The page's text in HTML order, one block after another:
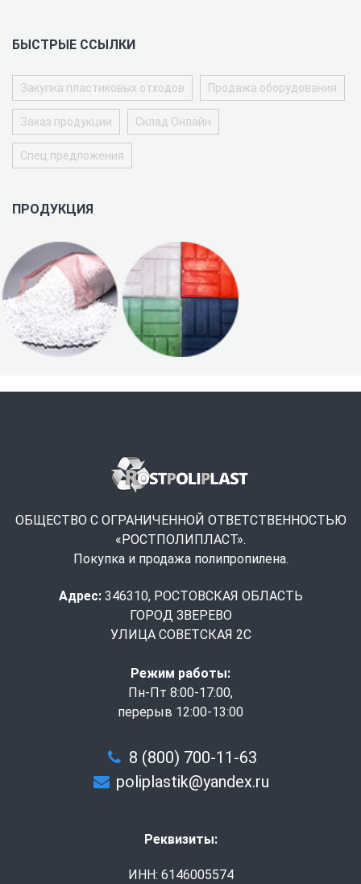
БЫСТРЫЕ ССЫЛКИ
Закупка пластиковых отходов Продажа оборудования
Заказ продукции Склад Онлайн
Спец.предложения
ПРОДУКЦИЯ
ОБЩЕСТВО С ОГРАНИЧЕННОЙ ОТВЕТСТВЕННОСТЬЮ
«РОСТПОЛИПЛАСТ».
Покупка и продажа полипропилена.
Адрес: 346310, РОСТОВСКАЯ ОБЛАСТЬ
ГОРОД ЗВЕРЕВО
УЛИЦА СОВЕТСКАЯ 2С
Режим работы:
Пн-Пт 8:00-17:00,
перерыв 12:00-13:00
8 (800) 700-11-63
poliplastik@yandex.ru
Реквизиты:
ИНН: 6146005574